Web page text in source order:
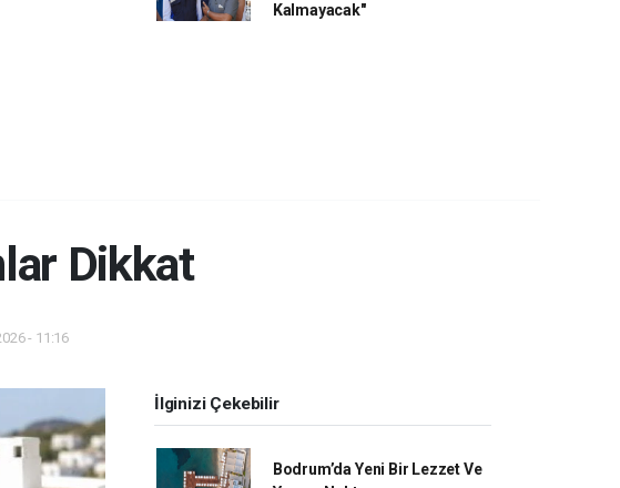
Kalmayacak"
Dikkat
- 11:16
İlginizi Çekebilir
Bodrum’da Yeni Bir Lezzet Ve